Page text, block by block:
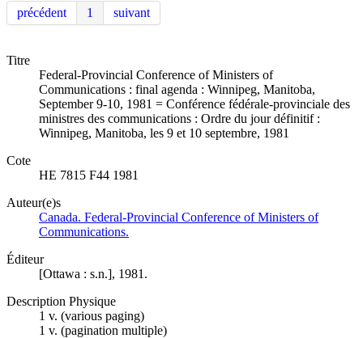
précédent 1 suivant
Titre
Federal-Provincial Conference of Ministers of
Communications : final agenda : Winnipeg, Manitoba,
September 9-10, 1981 = Conférence fédérale-provinciale des
ministres des communications : Ordre du jour définitif :
Winnipeg, Manitoba, les 9 et 10 septembre, 1981
Cote
HE 7815 F44 1981
Auteur(e)s
Canada. Federal-Provincial Conference of Ministers of
Communications.
Éditeur
[Ottawa : s.n.], 1981.
Description Physique
1 v. (various paging)
1 v. (pagination multiple)